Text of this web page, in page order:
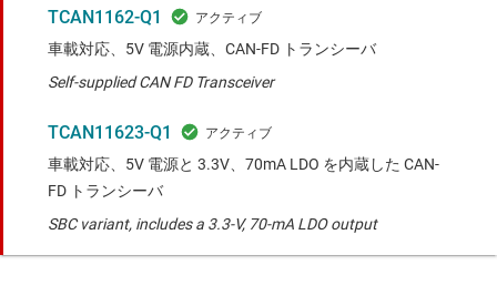
TCAN1162-Q1
車載対応、5V 電源内蔵、CAN-FD トランシーバ
Self-supplied CAN FD Transceiver
TCAN11623-Q1
車載対応、5V 電源と 3.3V、70mA LDO を内蔵した CAN-
FD トランシーバ
SBC variant, includes a 3.3-V, 70-mA LDO output